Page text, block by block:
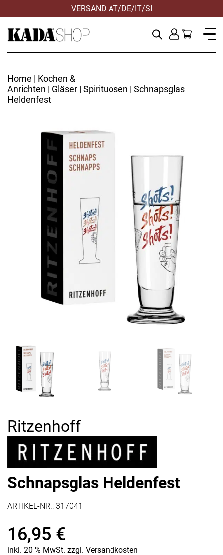
VERSAND AT/DE/IT/SI
Home | Kochen &
Anrichten | Gläser | Spirituosen | Schnapsglas
Heldenfest
Ritzenhoff
Schnapsglas Heldenfest
ARTIKEL-NR.: 317041
16,95 €
inkl. 20 % MwSt. zzgl. Versandkosten